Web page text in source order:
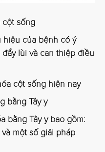
cột sống
hiệu của bệnh có ý
lùi và can thiệp điều
cột sống hiện nay
bằng Tây y
bằng Tây y bao gồm:
một số giải pháp